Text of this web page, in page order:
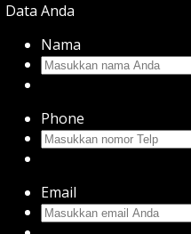
Data Anda
Nama
Phone
Email